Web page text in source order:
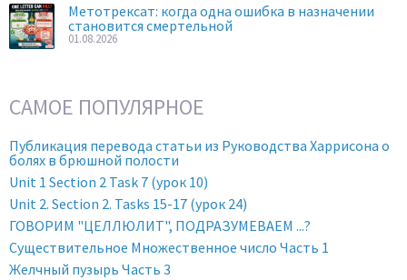
Метотрексат: когда одна ошибка в назначении
становится смертельной
01.08.2026
САМОЕ ПОПУЛЯРНОЕ
Публикация перевода статьи из Руководства Харрисона о
болях в брюшной полости
Unit 1 Section 2 Task 7 (урок 10)
Unit 2. Section 2. Tasks 15-17 (урок 24)
ГОВОРИМ "ЦЕЛЛЮЛИТ", ПОДРАЗУМЕВАЕМ ...?
Существительное Множественное число Часть 1
Желчный пузырь Часть 3